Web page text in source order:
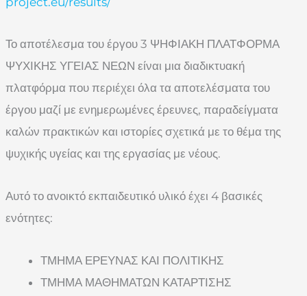
Το αποτέλεσμα του έργου 3 ΨΗΦΙΑΚΗ ΠΛΑΤΦΟΡΜΑ
ΨΥΧΙΚΗΣ ΥΓΕΙΑΣ ΝΕΩΝ είναι μια διαδικτυακή
πλατφόρμα που περιέχει όλα τα αποτελέσματα του
έργου μαζί με ενημερωμένες έρευνες, παραδείγματα
καλών πρακτικών και ιστορίες σχετικά με το θέμα της
ψυχικής υγείας και της εργασίας με νέους.
Αυτό το ανοικτό εκπαιδευτικό υλικό έχει 4 βασικές
ενότητες:
ΤΜΗΜΑ ΕΡΕΥΝΑΣ ΚΑΙ ΠΟΛΙΤΙΚΗΣ
ΤΜΗΜΑ ΜΑΘΗΜΑΤΩΝ ΚΑΤΑΡΤΙΣΗΣ